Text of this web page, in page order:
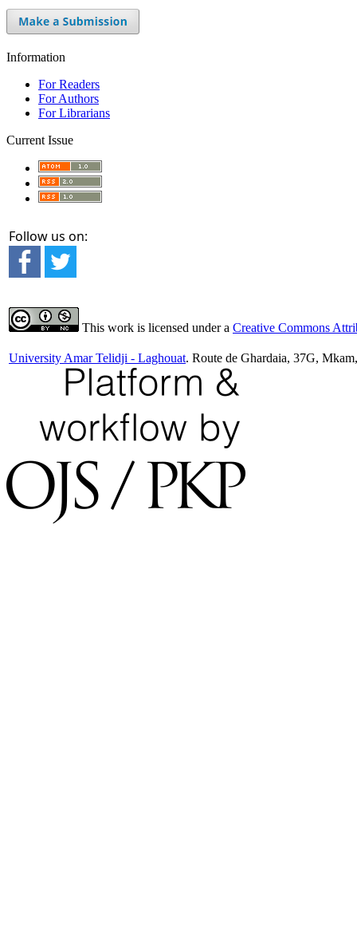
Information
For Readers
For Authors
For Librarians
Current Issue
Follow us on:
This work is licensed under a Creative Commons
University Amar Telidji - Laghouat. Route de Ghardaia, 37G,